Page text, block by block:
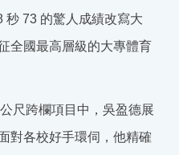
秒 73 的驚人成績改寫大
全國最高層級的大專體育
公尺跨欄項目中，吳盈德展
對各校好手環伺，他精確